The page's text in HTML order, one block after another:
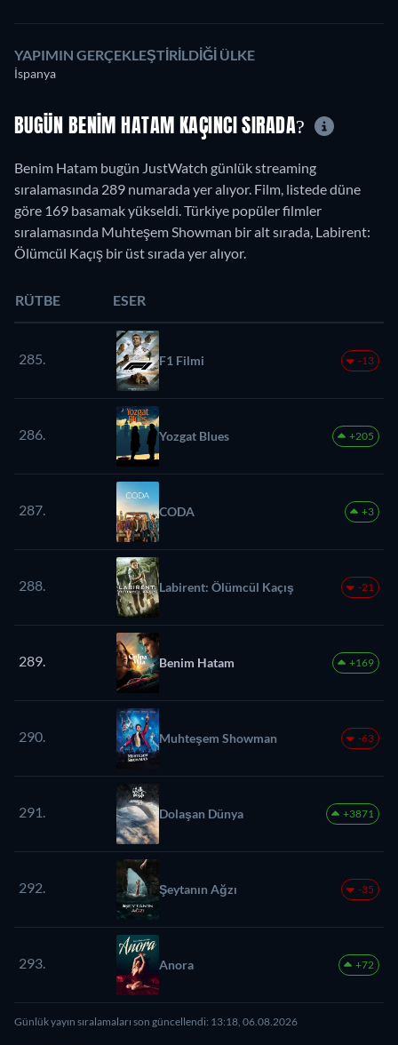
YAPIMIN GERÇEKLEŞTIRILDIĞI ÜLKE
İspanya
BUGÜN BENIM HATAM KAÇINCI SIRADA?
Benim Hatam bugün JustWatch günlük streaming
sıralamasında 289 numarada yer alıyor. Film, listede düne
göre 169 basamak yükseldi. Türkiye popüler filmler
sıralamasında Muhteşem Showman bir alt sırada, Labirent:
Ölümcül Kaçış bir üst sırada yer alıyor.
RÜTBE ESER
285. F1 Filmi -13
286. Yozgat Blues +205
287. CODA +3
288. Labirent: Ölümcül Kaçış -21
289. Benim Hatam +169
290. Muhteşem Showman -63
291. Dolaşan Dünya +3871
292. Şeytanın Ağzı -35
293. Anora +72
Günlük yayın sıralamaları son güncellendi: 13:18, 06.08.2026